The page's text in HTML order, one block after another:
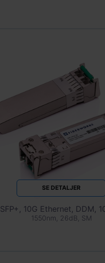
SE DETALJER
SFP+, 10G Ethernet, DDM,
1550nm, 26dB, SM